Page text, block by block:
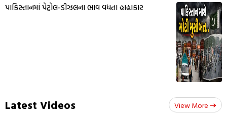
પાકિસ્તાનમાં પેટ્રોલ-ડીઝલના ભાવ વધતા હાહાકાર
Latest Videos View More